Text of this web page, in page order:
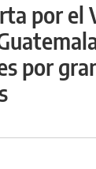
por el
por